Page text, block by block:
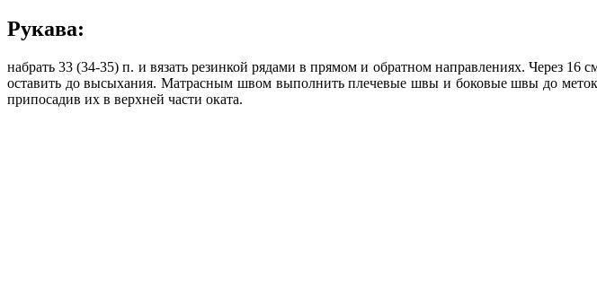
Рукава:
набрать 33 (34-35) п. и вязать резинкой рядами в прямом и обратном направлениях. Через 16
оставить до высыхания. Матрасным швом выполнить плечевые швы и боковые швы до
припосадив их в верхней части оката.